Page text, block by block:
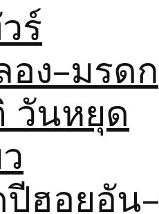
ร์
ง–มรดก
วันหยุด
ฮอยอัน–